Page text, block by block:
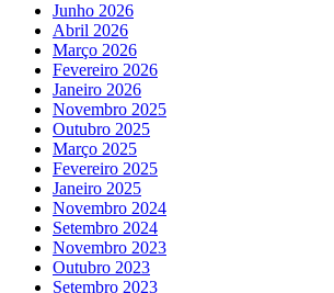
Junho 2026
Abril 2026
Março 2026
Fevereiro 2026
Janeiro 2026
Novembro 2025
Outubro 2025
Março 2025
Fevereiro 2025
Janeiro 2025
Novembro 2024
Setembro 2024
Novembro 2023
Outubro 2023
Setembro 2023